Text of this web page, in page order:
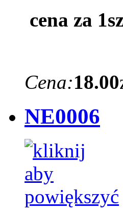
cena za
Cena:18.00
NE0006